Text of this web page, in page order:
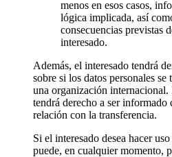
menos en esos casos,
lógica implicada, así
consecuencias previstas
interesado.
Además, el interesado tendrá
sobre si los datos personales
una organización internacional.
tendrá derecho a ser informado
relación con la transferencia.
Si el interesado desea hacer
puede, en cualquier momento,